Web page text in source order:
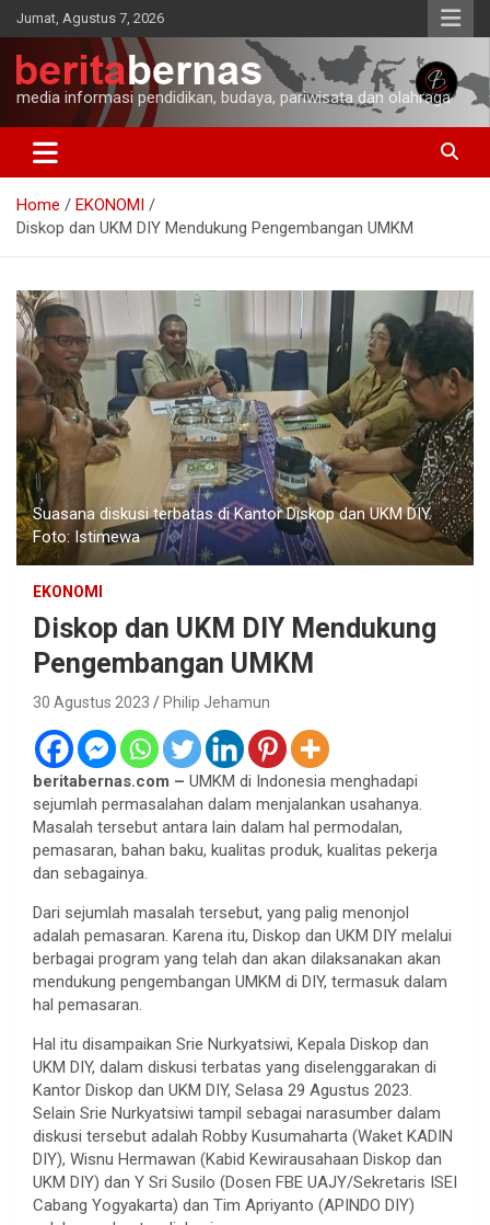
Skip
to
content
Jumat, Agustus 7, 2026
media informasi pendidikan, budaya, pariwisata dan olahraga
Home
EKONOMI
Diskop dan UKM DIY Mendukung Pengembangan UMKM
Suasana diskusi terbatas di Kantor Diskop dan UKM DIY.
Foto: Istimewa
EKONOMI
Diskop dan UKM DIY Mendukung
Pengembangan UMKM
30 Agustus 2023 Philip Jehamun
beritabernas.com – UMKM di Indonesia menghadapi
sejumlah permasalahan dalam menjalankan usahanya.
Masalah tersebut antara lain dalam hal permodalan,
pemasaran, bahan baku, kualitas produk, kualitas pekerja
dan sebagainya.
Dari sejumlah masalah tersebut, yang palig menonjol
adalah pemasaran. Karena itu, Diskop dan UKM DIY melalui
berbagai program yang telah dan akan dilaksanakan akan
mendukung pengembangan UMKM di DIY, termasuk dalam
hal pemasaran.
Hal itu disampaikan Srie Nurkyatsiwi, Kepala Diskop dan
UKM DIY, dalam diskusi terbatas yang diselenggarakan di
Kantor Diskop dan UKM DIY, Selasa 29 Agustus 2023.
Selain Srie Nurkyatsiwi tampil sebagai narasumber dalam
diskusi tersebut adalah Robby Kusumaharta (Waket KADIN
DIY), Wisnu Hermawan (Kabid Kewirausahaan Diskop dan
UKM DIY) dan Y Sri Susilo (Dosen FBE UAJY/Sekretaris ISEI
Cabang Yogyakarta) dan Tim Apriyanto (APINDO DIY)